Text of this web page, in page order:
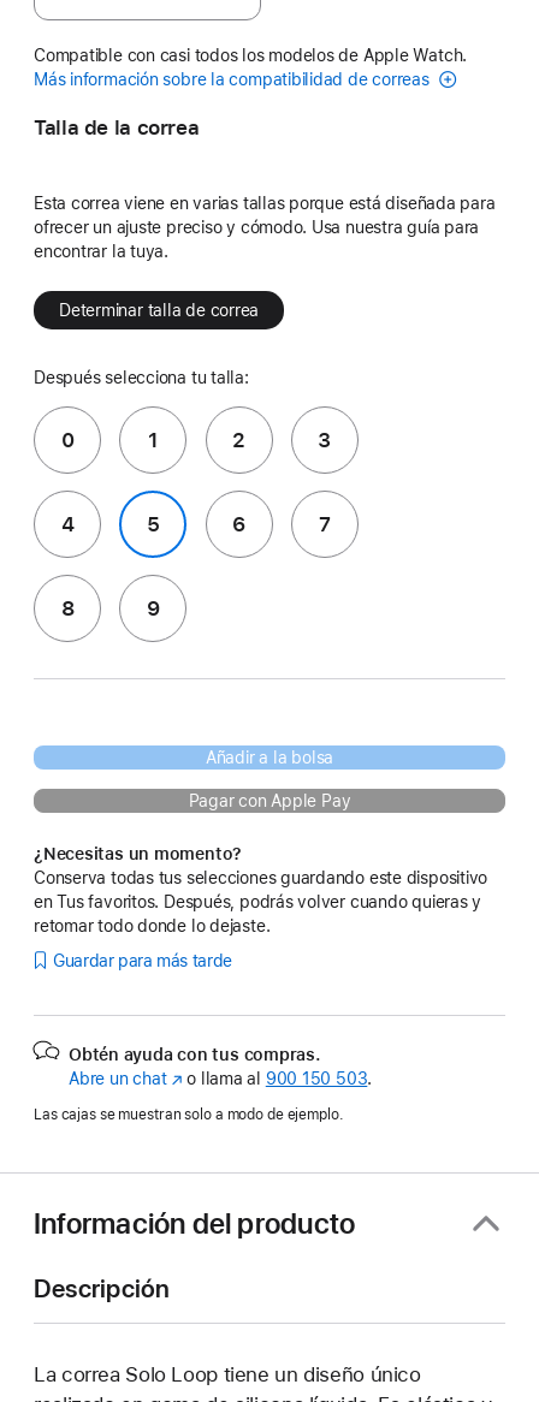
Compatible con casi todos los modelos de Apple Watch.
Más información sobre la compatibilidad de correas
Talla de la correa
Esta correa viene en varias tallas porque está diseñada para
ofrecer un ajuste preciso y cómodo. Usa nuestra guía para
encontrar la tuya.
Determinar talla de correa
Después selecciona tu talla:
0 1 2 3
4 5 6 7
8 9
Añadir a la bolsa
Pagar con Apple Pay
¿Necesitas un momento?
Conserva todas tus selecciones guardando este dispositivo
en Tus favoritos. Después, podrás volver cuando quieras y
retomar todo donde lo dejaste.
Guardar para más tarde
Obtén ayuda con tus compras.
Abre un chat(Se
abre
ventana
o llama al 900 150 503.
Las cajas se muestran solo a modo de ejemplo.
Información del producto
Descripción
La correa Solo Loop tiene un diseño único